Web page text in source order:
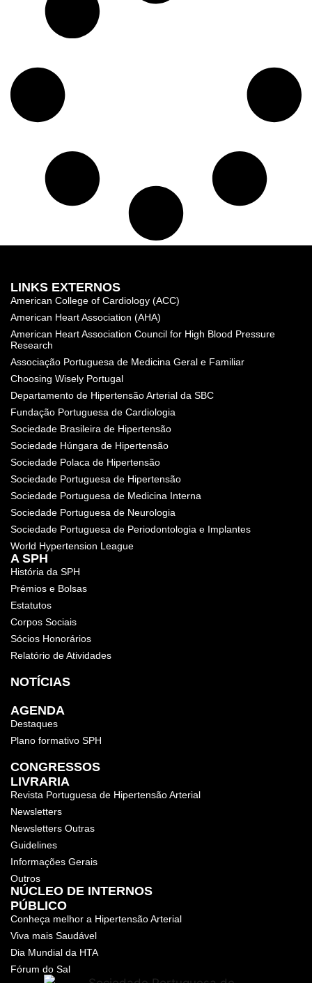
A SPH
História da SPH
Prémios e Bolsas
Estatutos
Corpos Sociais
Sócios Honorários
Relatório de Atividades
NOTÍCIAS
AGENDA
Destaques
Plano formativo SPH
CONGRESSOS
LIVRARIA
Revista Portuguesa de Hipertensão Arterial
Newsletters
Newsletters Outras
Guidelines
Informações Gerais
Outros
NÚCLEO DE INTERNOS
PÚBLICO
Conheça melhor a Hipertensão Arterial
Viva mais Saudável
Dia Mundial da HTA
Fórum do Sal
LINKS EXTERNOS
American College of Cardiology (ACC)
American Heart Association (AHA)
American Heart Association Council for High Blood Pressure
Research
Associação Portuguesa de Medicina Geral e Familiar
Choosing Wisely Portugal
Departamento de Hipertensão Arterial da SBC
Fundação Portuguesa de Cardiologia
Sociedade Brasileira de Hipertensão
Sociedade Húngara de Hipertensão
Sociedade Polaca de Hipertensão
Sociedade Portuguesa de Hipertensão
Sociedade Portuguesa de Medicina Interna
Sociedade Portuguesa de Neurologia
Sociedade Portuguesa de Periodontologia e Implantes
World Hypertension League